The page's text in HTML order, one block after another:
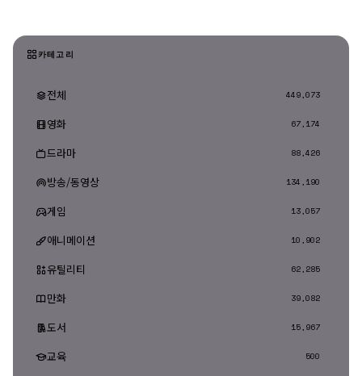
카테고리
전체 449,073
영화 67,174
드라마 88,426
방송/동영상 134,190
게임 13,057
애니메이션 10,902
유틸리티 62,285
만화 39,082
도서 15,967
교육 500